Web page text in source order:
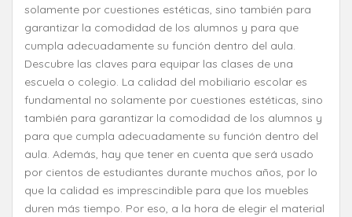
solamente por cuestiones estéticas, sino también para
garantizar la comodidad de los alumnos y para que
cumpla adecuadamente su función dentro del aula.
Descubre las claves para equipar las clases de una
escuela o colegio. La calidad del mobiliario escolar es
fundamental no solamente por cuestiones estéticas, sino
también para garantizar la comodidad de los alumnos y
para que cumpla adecuadamente su función dentro del
aula. Además, hay que tener en cuenta que será usado
por cientos de estudiantes durante muchos años, por lo
que la calidad es imprescindible para que los muebles
duren más tiempo. Por eso, a la hora de elegir el material